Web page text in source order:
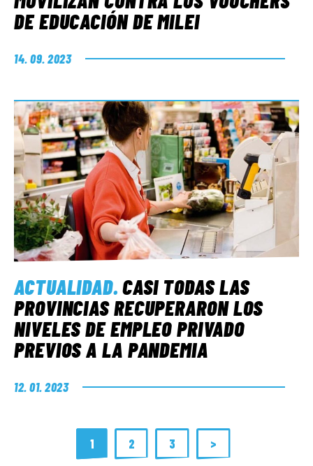
DE EDUCACIÓN DE MILEI
14. 09. 2023
ACTUALIDAD.CASI TODAS LAS
PROVINCIAS RECUPERARON LOS
NIVELES DE EMPLEO PRIVADO
PREVIOS A LA PANDEMIA
12. 01. 2023
1 2 3 >